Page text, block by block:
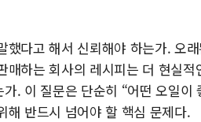
다고 해서 신뢰해야 하는가. 오
하는 회사의 레시피는 더 현실적
. 이 질문은 단순히 “어떤 오일이
해 반드시 넘어야 할 핵심 문제다.